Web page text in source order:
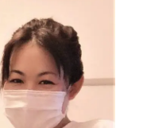
$image_url in
on line32